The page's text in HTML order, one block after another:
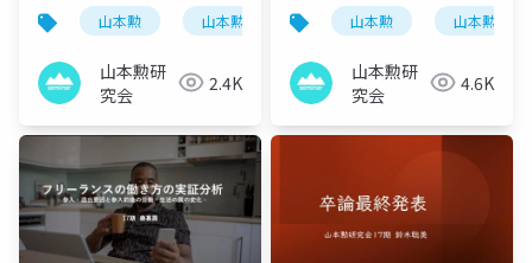
山本勲 山本勲研究会 計量経済 stata
山本勲研
究会
2.4K
山本勲 山本勲研究
山本勲研
究会
4.6K